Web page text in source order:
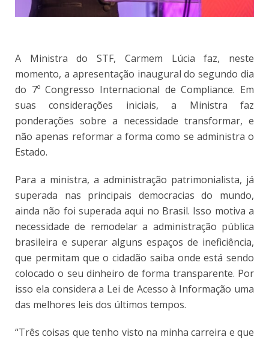
A Ministra do STF, Carmem Lúcia faz, neste
momento, a apresentação inaugural do segundo dia
do 7º Congresso Internacional de Compliance. Em
suas considerações iniciais, a Ministra faz
ponderações sobre a necessidade transformar, e
não apenas reformar a forma como se administra o
Estado.
Para a ministra, a administração patrimonialista, já
superada nas principais democracias do mundo,
ainda não foi superada aqui no Brasil. Isso motiva a
necessidade de remodelar a administração pública
brasileira e superar alguns espaços de ineficiência,
que permitam que o cidadão saiba onde está sendo
colocado o seu dinheiro de forma transparente. Por
isso ela considera a Lei de Acesso à Informação uma
das melhores leis dos últimos tempos.
“Três coisas que tenho visto na minha carreira e que